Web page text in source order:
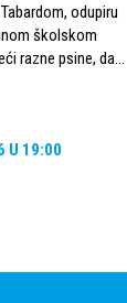
odupiru
školskom
razne psine, da...
U 19:00